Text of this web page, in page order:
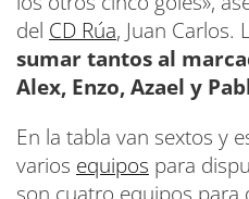
del CD Rúa, Juan Carlos.
sumar tantos al
Alex, Enzo, Azael y
En la tabla van sextos y
varios equipos para